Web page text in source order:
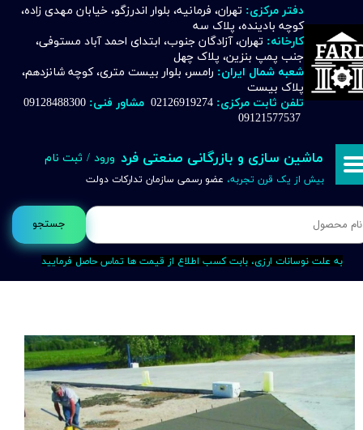
جستجو
دفتر مرکزی: تهران، فرمانیه، بلوار اندرزگو، خیابان مهدی زاده،
کوچه بادینده، پلاک سه
کارخانه: تهران، آزادگان جنوب، ابتدای احمد آباد مستوفی،
جنب پمپ بنزین، پلاک چهل
شعبه شمال ایران: رامسر، بلوار بیست متری، کوچه شانزدهم،
پلاک بیست
تلفن ثابت مرکزی: 02126919274 مشاور فنی:
09121577537
ماشین سازی و بازرگانی صنعتی فرد
بیش از یک قرن تجربه، عضو رسمی سازمان تدارکات دولت
ورود / ثبت نام
حساب کاربری من
تغییر گذر واژه
خروج از حساب کاربری
به علت نوسانات ارزی، بابت کسب اطلاع از قیمت ها تماس حاصل فرمایید